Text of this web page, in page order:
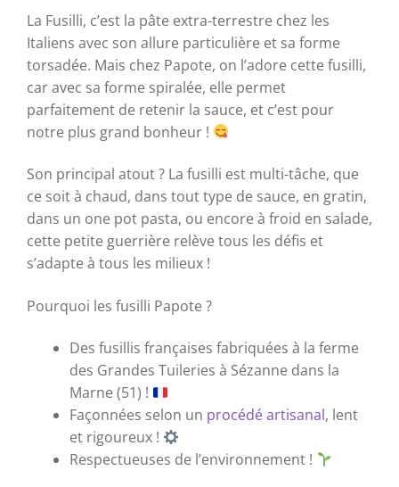
La Fusilli, c’est la pâte extra-terrestre chez les
Italiens avec son allure particulière et sa forme
torsadée. Mais chez Papote, on l’adore cette fusilli,
car avec sa forme spiralée, elle permet
parfaitement de retenir la sauce, et c’est pour
notre plus grand bonheur !
Son principal atout ? La fusilli est multi-tâche, que
ce soit à chaud, dans tout type de sauce, en gratin,
dans un one pot pasta, ou encore à froid en salade,
cette petite guerrière relève tous les défis et
s’adapte à tous les milieux !
Pourquoi les fusilli Papote ?
Des fusillis françaises fabriquées à la ferme
des Grandes Tuileries à Sézanne dans la
Marne (51) !
Façonnées selon un procédé artisanal, lent
et rigoureux !
Respectueuses de l’environnement !